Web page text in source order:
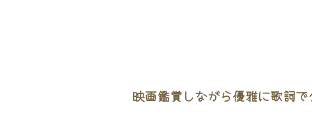
映画鑑賞しながら優雅に歌詞